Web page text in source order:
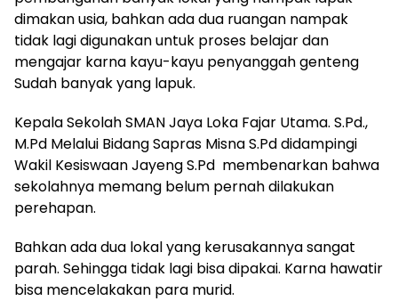
dimakan usia, bahkan ada dua ruangan nampak
tidak lagi digunakan untuk proses belajar dan
mengajar karna kayu-kayu penyanggah genteng
Sudah banyak yang lapuk.
Kepala Sekolah SMAN Jaya Loka Fajar Utama. S.Pd.,
M.Pd Melalui Bidang Sapras Misna S.Pd didampingi
Wakil Kesiswaan Jayeng S.Pd membenarkan bahwa
sekolahnya memang belum pernah dilakukan
perehapan.
Bahkan ada dua lokal yang kerusakannya sangat
parah. Sehingga tidak lagi bisa dipakai. Karna hawatir
bisa mencelakakan para murid.